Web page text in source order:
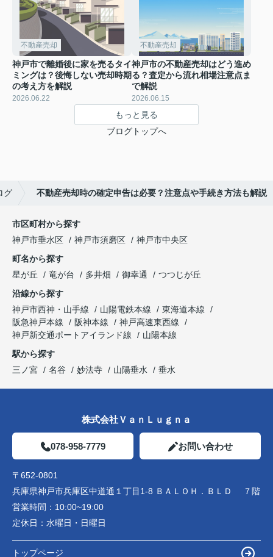
不動産売却
神戸市で離婚後に家を売るタイ
ミングは？後悔しない売却時期
の考え方を解説
2026.06.22
不動産売却
神戸市の不動産売却はどう進め
る？査定から流れ相場注意点ま
で解説
2026.06.15
もっと見る
ブログトップへ
グ 不動産売却時の確定申告は必要？注意点や手続き方法も解説
市区町村から探す
神戸市垂水区
神戸市須磨区
神戸市中央区
町名から探す
星が丘
竜が台 多井畑 御幸通
つつじが丘
沿線から探す
神戸市西神・山手線
山陽電鉄本線
東海道本線
阪急神戸本線
阪神本線
神戸高速東西線
神戸新交通ポートアイランド線
山陽本線
駅から探す
三ノ宮
名谷 妙法寺 山陽垂水 垂水
株式会社ＶａｎＬｕｇｎａ
078-958-7779 お問い合わせ
〒652-0801
兵庫県神戸市兵庫区中道通１丁目1-8 ＢＡＬＯＨ．ＢＬＤ ７階
営業時間： 10:00~19:00
定休日： 水曜日・日曜日
トップページ